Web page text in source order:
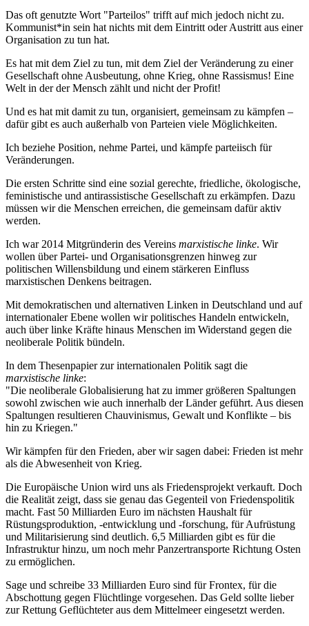
Das oft genutzte Wort "Parteilos" trifft auf mich jedoch nicht zu.
Kommunist*in sein hat nichts mit dem Eintritt oder Austritt aus einer
Organisation zu tun hat.
Es hat mit dem Ziel zu tun, mit dem Ziel der Veränderung zu einer
Gesellschaft ohne Ausbeutung, ohne Krieg, ohne Rassismus! Eine
Welt in der der Mensch zählt und nicht der Profit!
Und es hat mit damit zu tun, organisiert, gemeinsam zu kämpfen –
dafür gibt es auch außerhalb von Parteien viele Möglichkeiten.
Ich beziehe Position, nehme Partei, und kämpfe parteiisch für
Veränderungen.
Die ersten Schritte sind eine sozial gerechte, friedliche, ökologische,
feministische und antirassistische Gesellschaft zu erkämpfen. Dazu
müssen wir die Menschen erreichen, die gemeinsam dafür aktiv
werden.
Ich war 2014 Mitgründerin des Vereins marxistische linke. Wir
wollen über Partei- und Organisationsgrenzen hinweg zur
politischen Willensbildung und einem stärkeren Einfluss
marxistischen Denkens beitragen.
Mit demokratischen und alternativen Linken in Deutschland und auf
internationaler Ebene wollen wir politisches Handeln entwickeln,
auch über linke Kräfte hinaus Menschen im Widerstand gegen die
neoliberale Politik bündeln.
In dem Thesenpapier zur internationalen Politik sagt die
marxistische linke:
"Die neoliberale Globalisierung hat zu immer größeren Spaltungen
sowohl zwischen wie auch innerhalb der Länder geführt. Aus diesen
Spaltungen resultieren Chauvinismus, Gewalt und Konflikte – bis
hin zu Kriegen."
Wir kämpfen für den Frieden, aber wir sagen dabei: Frieden ist mehr
als die Abwesenheit von Krieg.
Die Europäische Union wird uns als Friedensprojekt verkauft. Doch
die Realität zeigt, dass sie genau das Gegenteil von Friedenspolitik
macht. Fast 50 Milliarden Euro im nächsten Haushalt für
Rüstungsproduktion, -entwicklung und -forschung, für Aufrüstung
und Militarisierung sind deutlich. 6,5 Milliarden gibt es für die
Infrastruktur hinzu, um noch mehr Panzertransporte Richtung Osten
zu ermöglichen.
Sage und schreibe 33 Milliarden Euro sind für Frontex, für die
Abschottung gegen Flüchtlinge vorgesehen. Das Geld sollte lieber
zur Rettung Geflüchteter aus dem Mittelmeer eingesetzt werden.